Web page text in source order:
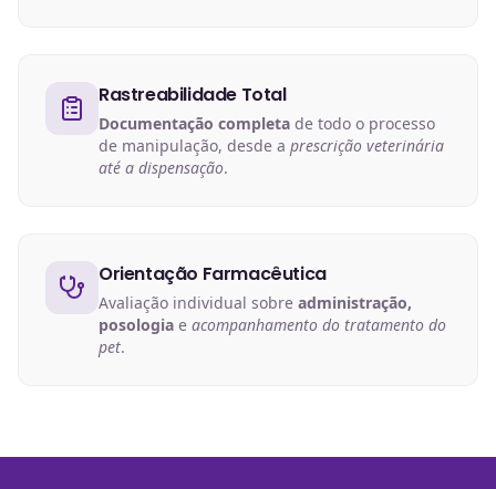
Rastreabilidade Total
Documentação completa de todo o processo
de manipulação, desde a prescrição veterinária
até a dispensação.
Orientação Farmacêutica
Avaliação individual sobre administração,
posologia e acompanhamento do tratamento do
pet.